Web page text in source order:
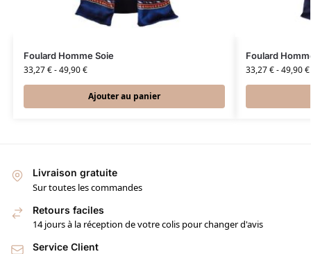
Foulard Homme Soie
33,27€-49,90€
Ajouter au panier
Foulard
33,27€-49,90€
Livraison gratuite
Sur toutes les commandes
Retours faciles
14 jours à la réception de votre colis pour changer d'avis
Service Client